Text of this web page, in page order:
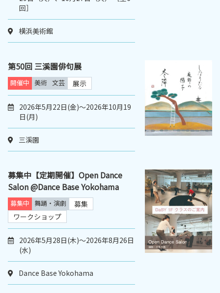
回］
横浜美術館
第50回 三溪園俳句展
開催中 美術 文芸 展示
2026年5月22日(金)～2026年10月19
日(月)
三溪園
募集中【定期開催】Open Dance
Salon @Dance Base Yokohama
募集中 舞踊・演劇
募集
ワークショップ
2026年5月28日(木)～2026年8月26日
(水)
Dance Base Yokohama